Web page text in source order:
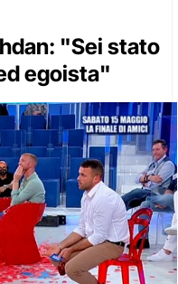
"Sei stato
egoista"